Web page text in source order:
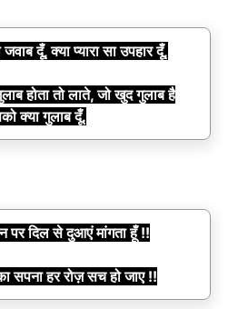
जवाब दूँ, क्या प्यारा सा उपहार दूँ,
होता तो लाते, जो खुद गुलाब है
क्या गुलाब दूँ.
पर दिल से दुआएं मांगता हूँ !!
सपना हर रोज़ सच हो जाए !!